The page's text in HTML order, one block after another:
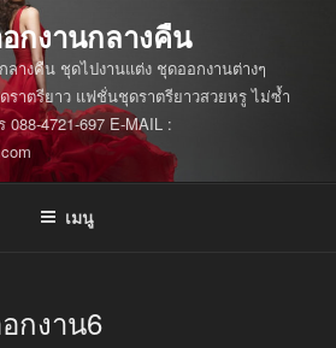
กงานกลางคืน
างคืน ชุดไปงานแต่ง ชุดออกงานต่างๆ
ราตรียาว แฟชั่นชุดราตรียาวสวยหรู ไม่ซ้ำ
4721-697 E-MAIL :
เมนู
กงาน6